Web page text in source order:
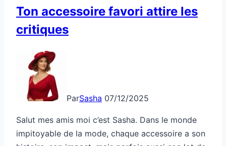
durer
Ton accessoire favori attire les
critiques
ParSasha 07/12/2025
Salut mes amis moi c’est Sasha. Dans le monde
impitoyable de la mode, chaque accessoire a son